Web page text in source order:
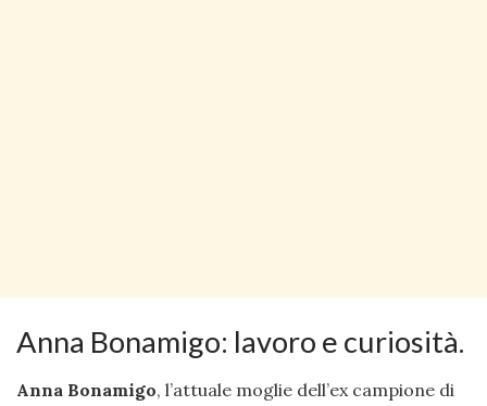
Anna Bonamigo: lavoro e curiosità.
Anna Bonamigo, l’attuale moglie dell’ex campione di